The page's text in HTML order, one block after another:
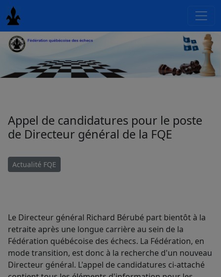
Appel de candidatures pour le poste
de Directeur général de la FQE
Actualité FQE
Le Directeur général Richard Bérubé part bientôt à la
retraite après une longue carrière au sein de la
Fédération québécoise des échecs. La Fédération, en
mode transition, est donc à la recherche d'un nouveau
Directeur général. L'appel de candidatures ci-attaché